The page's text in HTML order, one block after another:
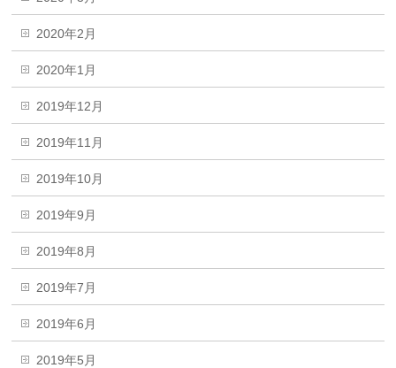
2020年2月
2020年1月
2019年12月
2019年11月
2019年10月
2019年9月
2019年8月
2019年7月
2019年6月
2019年5月